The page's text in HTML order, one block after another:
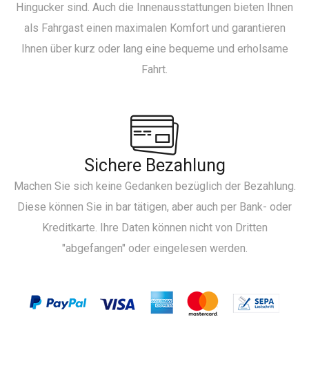
Hingucker sind. Auch die Innenausstattungen bieten Ihnen
als Fahrgast einen maximalen Komfort und garantieren
Ihnen über kurz oder lang eine bequeme und erholsame
Fahrt.
Sichere Bezahlung
Machen Sie sich keine Gedanken bezüglich der Bezahlung.
Diese können Sie in bar tätigen, aber auch per Bank- oder
Kreditkarte. Ihre Daten können nicht von Dritten
"abgefangen" oder eingelesen werden.